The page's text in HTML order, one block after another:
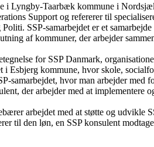
i Lyngby-Taarbæk kommune i
Support og refererer til
SSP-samarbejdet er et
af kommuner, der arbejder
for SSP Danmark,
i Esbjerg kommune, hvor skole,
samarbejdet, hvor man arbejder
der arbejder med at
arbejdet med at støtte og udvikle
til den løn, en SSP konsulent